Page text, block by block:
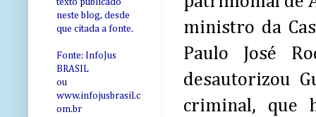
ministro da
Paulo José
desautorizou
criminal, que
texto publicado
neste blog, desde
que citada a fonte.
Fonte: InfoJus
BRASIL
ou
www.infojusbrasil.c
om.br